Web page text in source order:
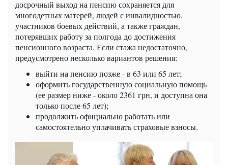
досрочный выход на пенсию сохраняется для
многодетных матерей, людей с инвалидностью,
участников боевых действий, а также граждан,
потерявших работу за полгода до достижения
пенсионного возраста. Если стажа недостаточно,
предусмотрено несколько вариантов решения:
выйти на пенсию позже - в 63 или 65 лет;
оформить государственную социальную помощь
(ее размер ниже - около 2361 грн, и доступна она
только после 65 лет);
продолжить официально работать или
самостоятельно уплачивать страховые взносы.